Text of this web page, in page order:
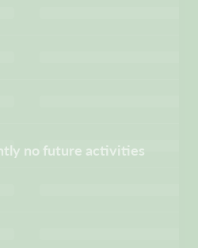
no future activities